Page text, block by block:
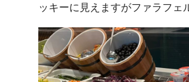
ッキーに見えますがファラフェ